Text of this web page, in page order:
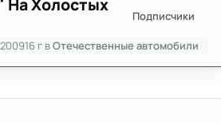
На Холостых
Подписчики
16 г вОтечественные автомобили